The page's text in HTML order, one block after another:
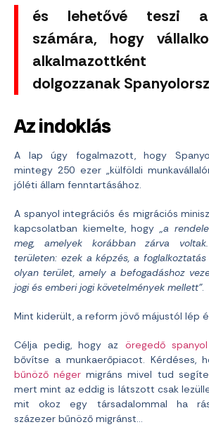
és lehetővé teszi a
számára, hogy
alkalmazottként
dolgozzanak
Az indoklás
A lap úgy fogalmazott, hogy
mintegy 250 ezer „külföldi
jóléti állam fenntartásához.
A spanyol integrációs és migrációs
kapcsolatban kiemelte, hogy„a
meg, amelyek korábban zárva
területen: ezek a képzés, a
olyan terület, amely a befogadáshoz
jogi és emberi jogi követelmények mellett”.
Mint kiderült, a reform jövő májustól lép
Célja pedig, hogy az öregedő
bővítse a munkaerőpiacot. Kérdéses,
bűnöző néger migráns mivel tud
mert mint az eddig is látszott csak
mit okoz egy társadalommal ha
százezer bűnöző migránst…